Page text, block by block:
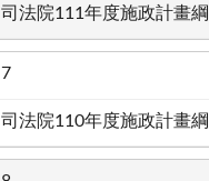
司法院111年度施政計畫
7
司法院110年度施政計畫